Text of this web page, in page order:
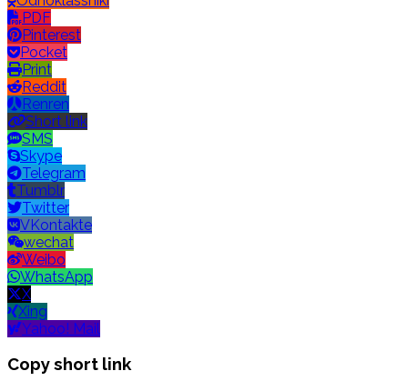
PDF
Pinterest
Pocket
Print
Reddit
Renren
Short link
SMS
Skype
Telegram
Tumblr
Twitter
VKontakte
wechat
Weibo
WhatsApp
X
Xing
Yahoo! Mail
Copy short link